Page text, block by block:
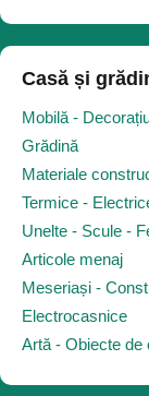
Casă și
Mobilă -
Grădină
Materiale
Termice -
Unelte - Scule -
Articole menaj
Meseriași -
Electrocasnice
Artă - Obiecte de